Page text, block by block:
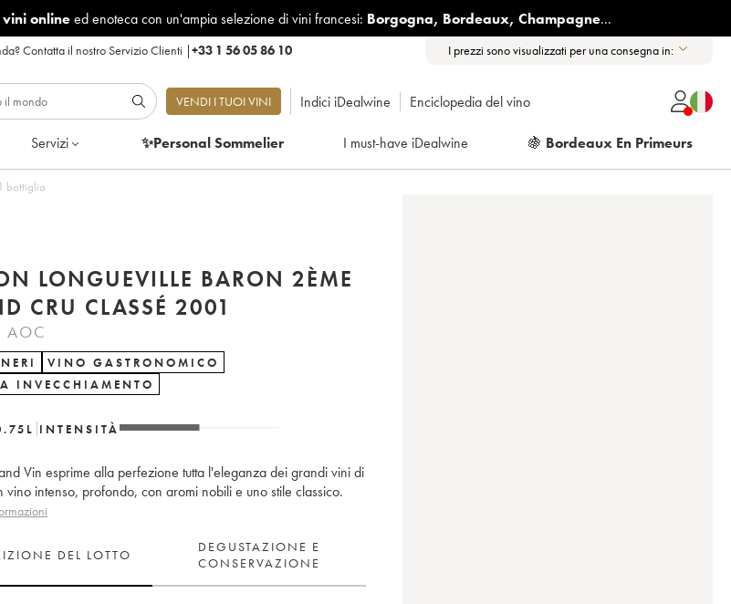
onlineed enoteca con un'ampia selezione di vini francesi: Borgogna, Bordeaux, Champagne...
Contatta il nostro Servizio Clienti |+33 1 56 05 86 10 I prezzi sono visualizzati per una consegna in:
VENDI I TUOI VINI Indici iDealwine Enciclopedia del vino
Servizi ✨Personal Sommelier I must-have iDealwine 🍇 Bordeaux En Primeurs
bottiglia
LONGUEVILLE BARON 2ÈME
CRU CLASSÉ 2001
AOC
VINO GASTRONOMICO
INVECCHIAMENTO
L INTENSITÀ
Vin esprime alla perfezione tutta l'eleganza dei grandi vini di
vino intenso, profondo, con aromi nobili e uno stile classico.
DEL LOTTO
DEGUSTAZIONE E
CONSERVAZIONE